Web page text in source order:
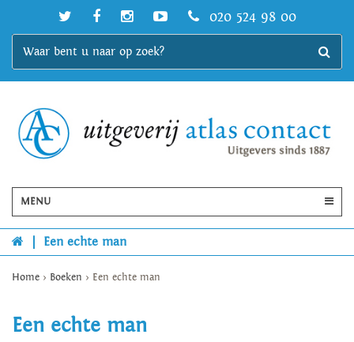
020 524 98 00
MENU
Een echte man
Home > Boeken > Een echte man
Een echte man